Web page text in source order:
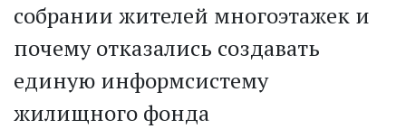
собрании жителей многоэтажек и
почему отказались создавать
единую информсистему
жилищного фонда